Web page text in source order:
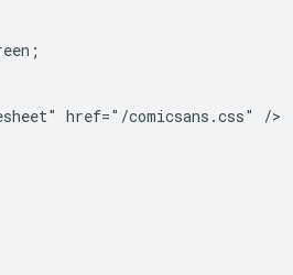
href="/comicsans.css" />